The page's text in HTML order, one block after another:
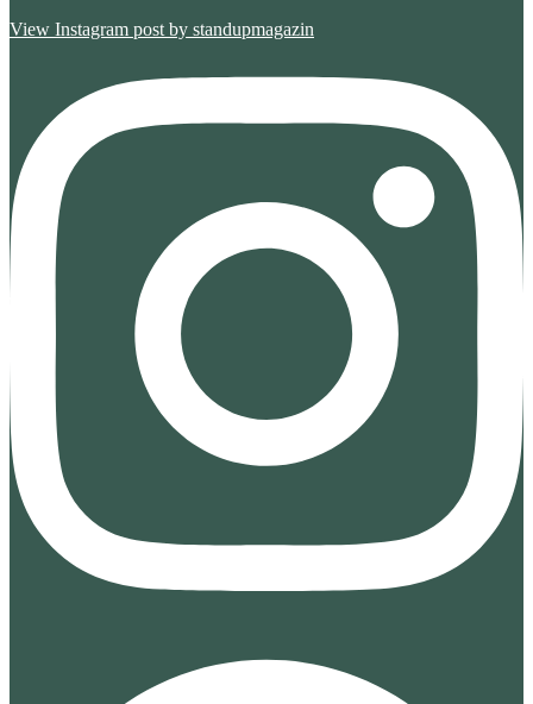
View Instagram post by standupmagazin